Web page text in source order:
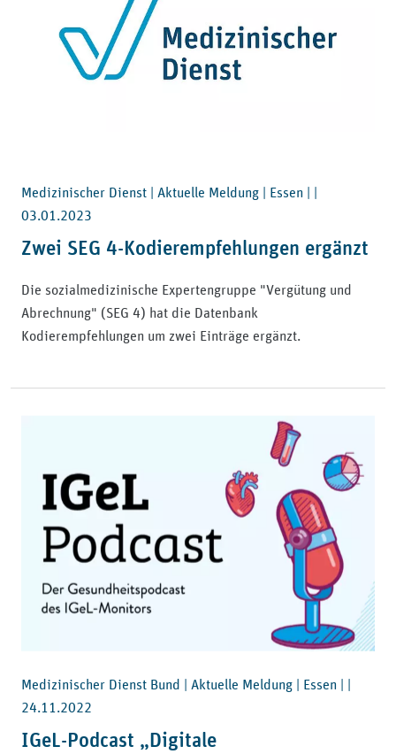
Medizinischer Dienst | Aktuelle Meldung | Essen | |
03.01.2023
Zwei SEG 4-Kodierempfehlungen ergänzt
Die sozialmedizinische Expertengruppe "Vergütung und
Abrechnung" (SEG 4) hat die Datenbank
Kodierempfehlungen um zwei Einträge ergänzt.
Medizinischer Dienst Bund | Aktuelle Meldung | Essen | |
24.11.2022
IGeL-Podcast „Digitale